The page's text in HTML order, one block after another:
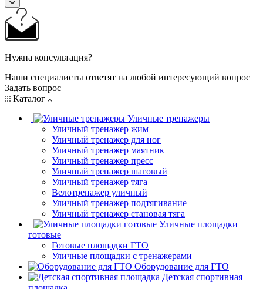
Нужна консультация?
Наши специалисты ответят на любой интересующий вопрос
Задать вопрос
Каталог
Уличные тренажеры
Уличный тренажер жим
Уличный тренажер для ног
Уличный тренажер маятник
Уличный тренажер пресс
Уличный тренажер шаговый
Уличный тренажер тяга
Велотренажер уличный
Уличный тренажер подтягивание
Уличный тренажер становая тяга
Уличные площадки
готовые
Готовые площадки ГТО
Уличные площадки с тренажерами
Оборудование для ГТО
Детская спортивная